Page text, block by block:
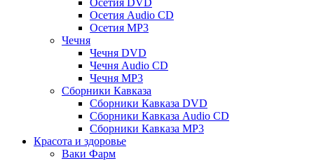
Осетия DVD
Осетия Audio CD
Осетия MP3
Чечня
Чечня DVD
Чечня Audio CD
Чечня MP3
Сборники Кавказа
Сборники Кавказа DVD
Сборники Кавказа Audio CD
Сборники Кавказа MP3
Красота и здоровье
Ваки Фарм